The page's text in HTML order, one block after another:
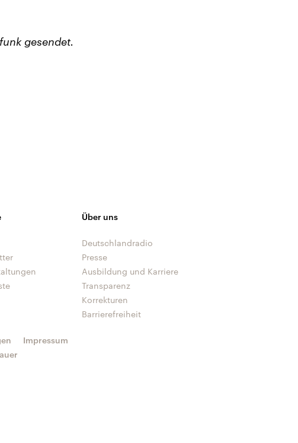
gesendet.
Über uns
Deutschlandradio
Presse
Ausbildung und Karriere
Transparenz
Korrekturen
Barrierefreiheit
Impressum